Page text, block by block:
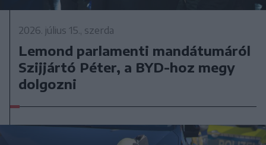
2026. július 15., szerda
Lemond parlamenti mandátumáról
Szijjártó Péter, a BYD-hoz megy
dolgozni